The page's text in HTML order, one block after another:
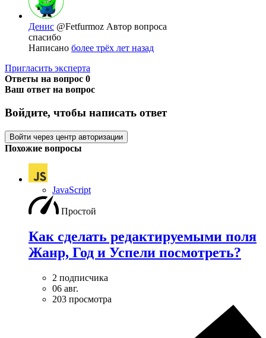
Денис @Fetfurmoz Автор вопроса
спасибо
Написано более трёх лет назад
Пригласить эксперта
Ответы на вопрос 0
Ваш ответ на вопрос
Войдите, чтобы написать ответ
Войти через центр авторизации
Похожие вопросы
JavaScript
Простой
Как сделать редактируемыми поля
Жанр, Год и Успели посмотреть?
2 подписчика
06 авг.
203 просмотра